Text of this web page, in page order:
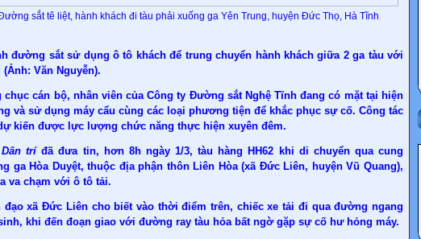
sắt tê liệt, hành khách đi tàu phải xuống ga Yên Trung, huyện Đức Thọ, Hà Tĩnh
đường sắt sử dụng ô tô khách để trung chuyển hành khách giữa 2 ga tàu với
(Ảnh: Văn Nguyễn).
chục cán bộ, nhân viên của Công ty Đường sắt Nghệ Tĩnh đang có mặt tại hiện
và sử dụng máy cẩu cùng các loại phương tiện để khắc phục sự cố. Công tác
kiến được lực lượng chức năng thực hiện xuyên đêm.
Dân tríđã đưa tin, hơn 8h ngày 1/3, tàu hàng HH62 khi di chuyển qua cung
ga Hòa Duyệt, thuộc địa phận thôn Liên Hòa (xã Đức Liên, huyện Vũ Quang),
va chạm với ô tô tải.
đạo xã Đức Liên cho biết vào thời điểm trên, chiếc xe tải đi qua đường ngang
khi đến đoạn giao với đường ray tàu hỏa bất ngờ gặp sự cố hư hỏng máy.